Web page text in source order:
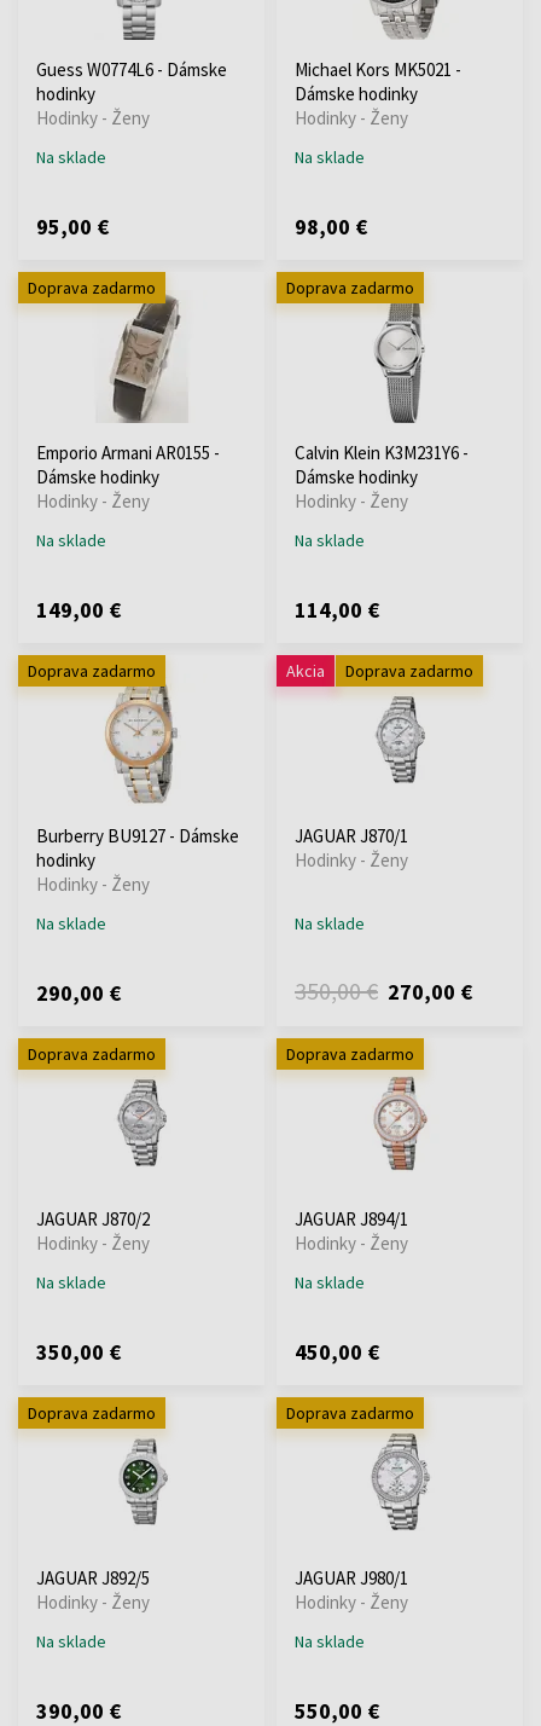
Guess W0774L6 - Dámske
hodinky
Hodinky - Ženy
Na sklade
95,00 €
Michael Kors MK5021 -
Dámske hodinky
Hodinky - Ženy
Na sklade
98,00 €
Doprava zadarmo
Emporio Armani AR0155 -
Dámske hodinky
Hodinky - Ženy
Na sklade
149,00 €
Doprava zadarmo
Calvin Klein K3M231Y6 -
Dámske hodinky
Hodinky - Ženy
Na sklade
114,00 €
Doprava zadarmo
Burberry BU9127 - Dámske
hodinky
Hodinky - Ženy
Na sklade
290,00 €
Akcia Doprava zadarmo
JAGUAR J870/1
Hodinky - Ženy
Na sklade
350,00 € 270,00 €
Doprava zadarmo
JAGUAR J870/2
Hodinky - Ženy
Na sklade
350,00 €
Doprava zadarmo
JAGUAR J894/1
Hodinky - Ženy
Na sklade
450,00 €
Doprava zadarmo
JAGUAR J892/5
Hodinky - Ženy
Na sklade
390,00 €
Doprava zadarmo
JAGUAR J980/1
Hodinky - Ženy
Na sklade
550,00 €